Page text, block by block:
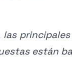
están